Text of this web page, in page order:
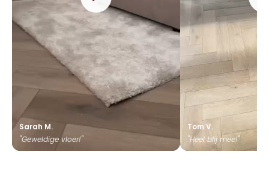
Sarah M.
"Geweldige vloer!"
Tom V.
"Heel blij mee!"